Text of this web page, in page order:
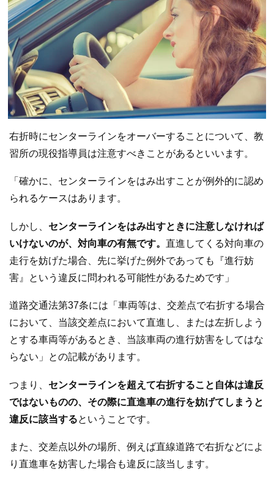
右折時にセンターラインをオーバーすることについて、教
習所の現役指導員は注意すべきことがあるといいます。
「確かに、センターラインをはみ出すことが例外的に認め
られるケースはあります。
しかし、 センターラインをはみ出すときに注意しなければ
いけないのが、対向車の有無です。 直進してくる対向車の
走行を妨げた場合、先に挙げた例外であっても『進行妨
害』という違反に問われる可能性があるためです」
道路交通法第37条には「車両等は、交差点で右折する場合
において、当該交差点において直進し、または左折しよう
とする車両等があるとき、当該車両の進行妨害をしてはな
らない」との記載があります。
つまり、 センターラインを超えて右折すること自体は違反
ではないものの、その際に直進車の進行を妨げてしまうと
違反に該当するということです。
また、交差点以外の場所、例えば直線道路で右折などによ
り直進車を妨害した場合も違反に該当します。